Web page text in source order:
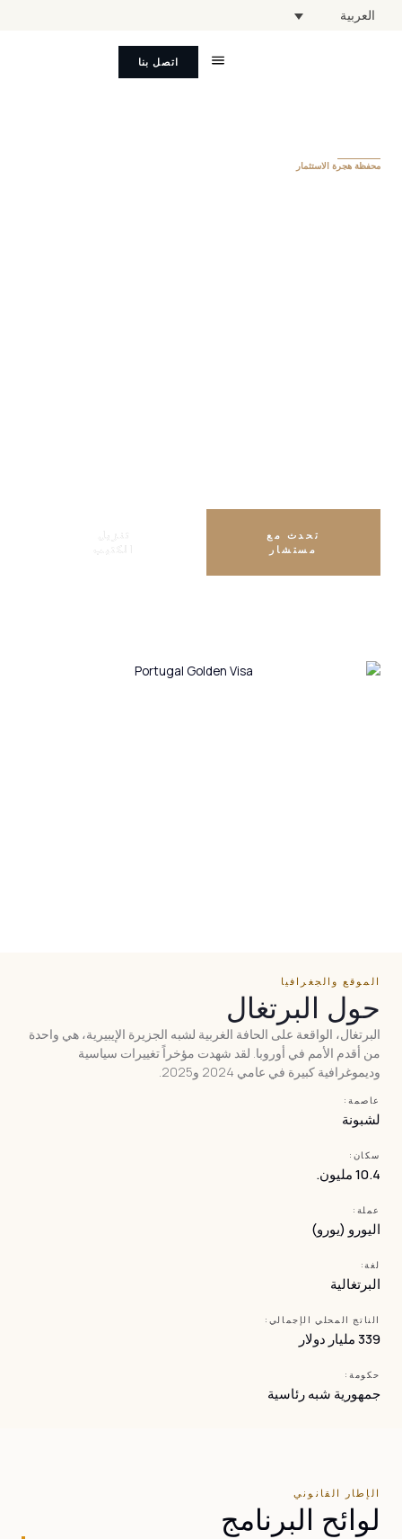
العربية
اتصل بنا
محفظة هجرة الاستثمار
تحدث مع
مستشار
الموقع والجغرافيا
حول البرتغال
البرتغال، الواقعة على الحافة الغربية لشبه الجزيرة الإيبيرية، هي واحدة
من أقدم الأمم في أوروبا. لقد شهدت مؤخراً تغييرات سياسية
وديموغرافية كبيرة في عامي 2024 و2025.
عاصمة:
لشبونة
سكان:
10.4 مليون.
عملة:
اليورو (يورو)
لغة:
البرتغالية
الناتج المحلي الإجمالي:
339 مليار دولار
حكومة:
جمهورية شبه رئاسية
الإطار القانوني
لوائح البرنامج